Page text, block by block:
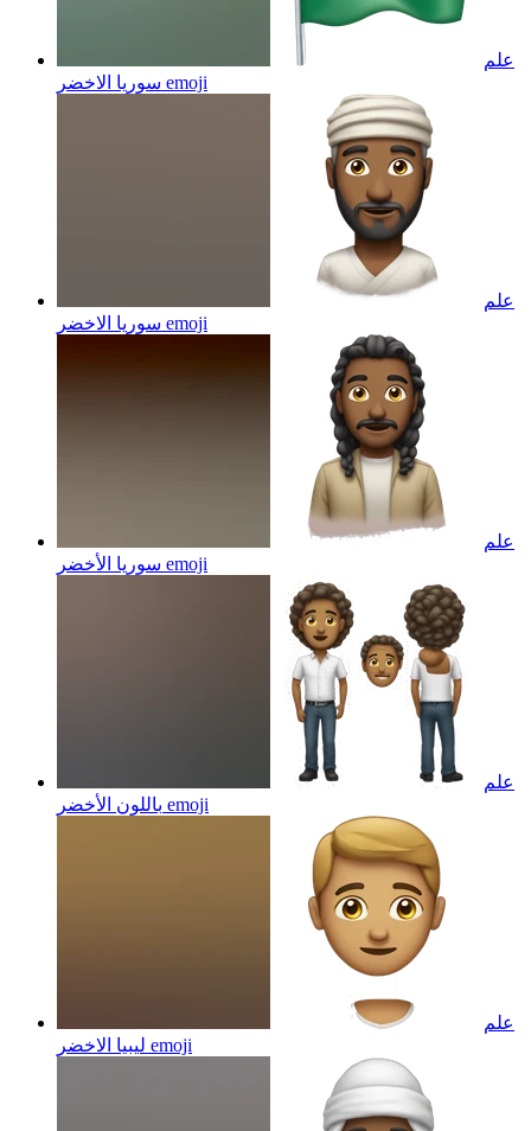
علم
سوريا الاخضر emoji
علم
سوريا الاخضر emoji
علم
سوريا الأخضر emoji
علم
emoji
علم
ليبيا الاخضر emoji